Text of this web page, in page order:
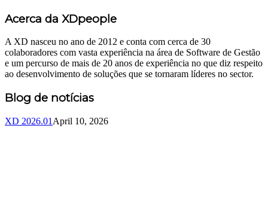
Acerca da XDpeople
A XD nasceu no ano de 2012 e conta com cerca de 30
colaboradores com vasta experiência na área de Software de Gestão
e um percurso de mais de 20 anos de experiência no que diz respeito
ao desenvolvimento de soluções que se tornaram líderes no sector.
Blog de notícias
XD 2026.01 April 10, 2026